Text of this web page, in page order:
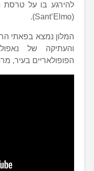
להירגע בו על
(Sant’Elmo).
המלון נמצא בפאתי
והעתיקה של
הפופולאריים בעיר,